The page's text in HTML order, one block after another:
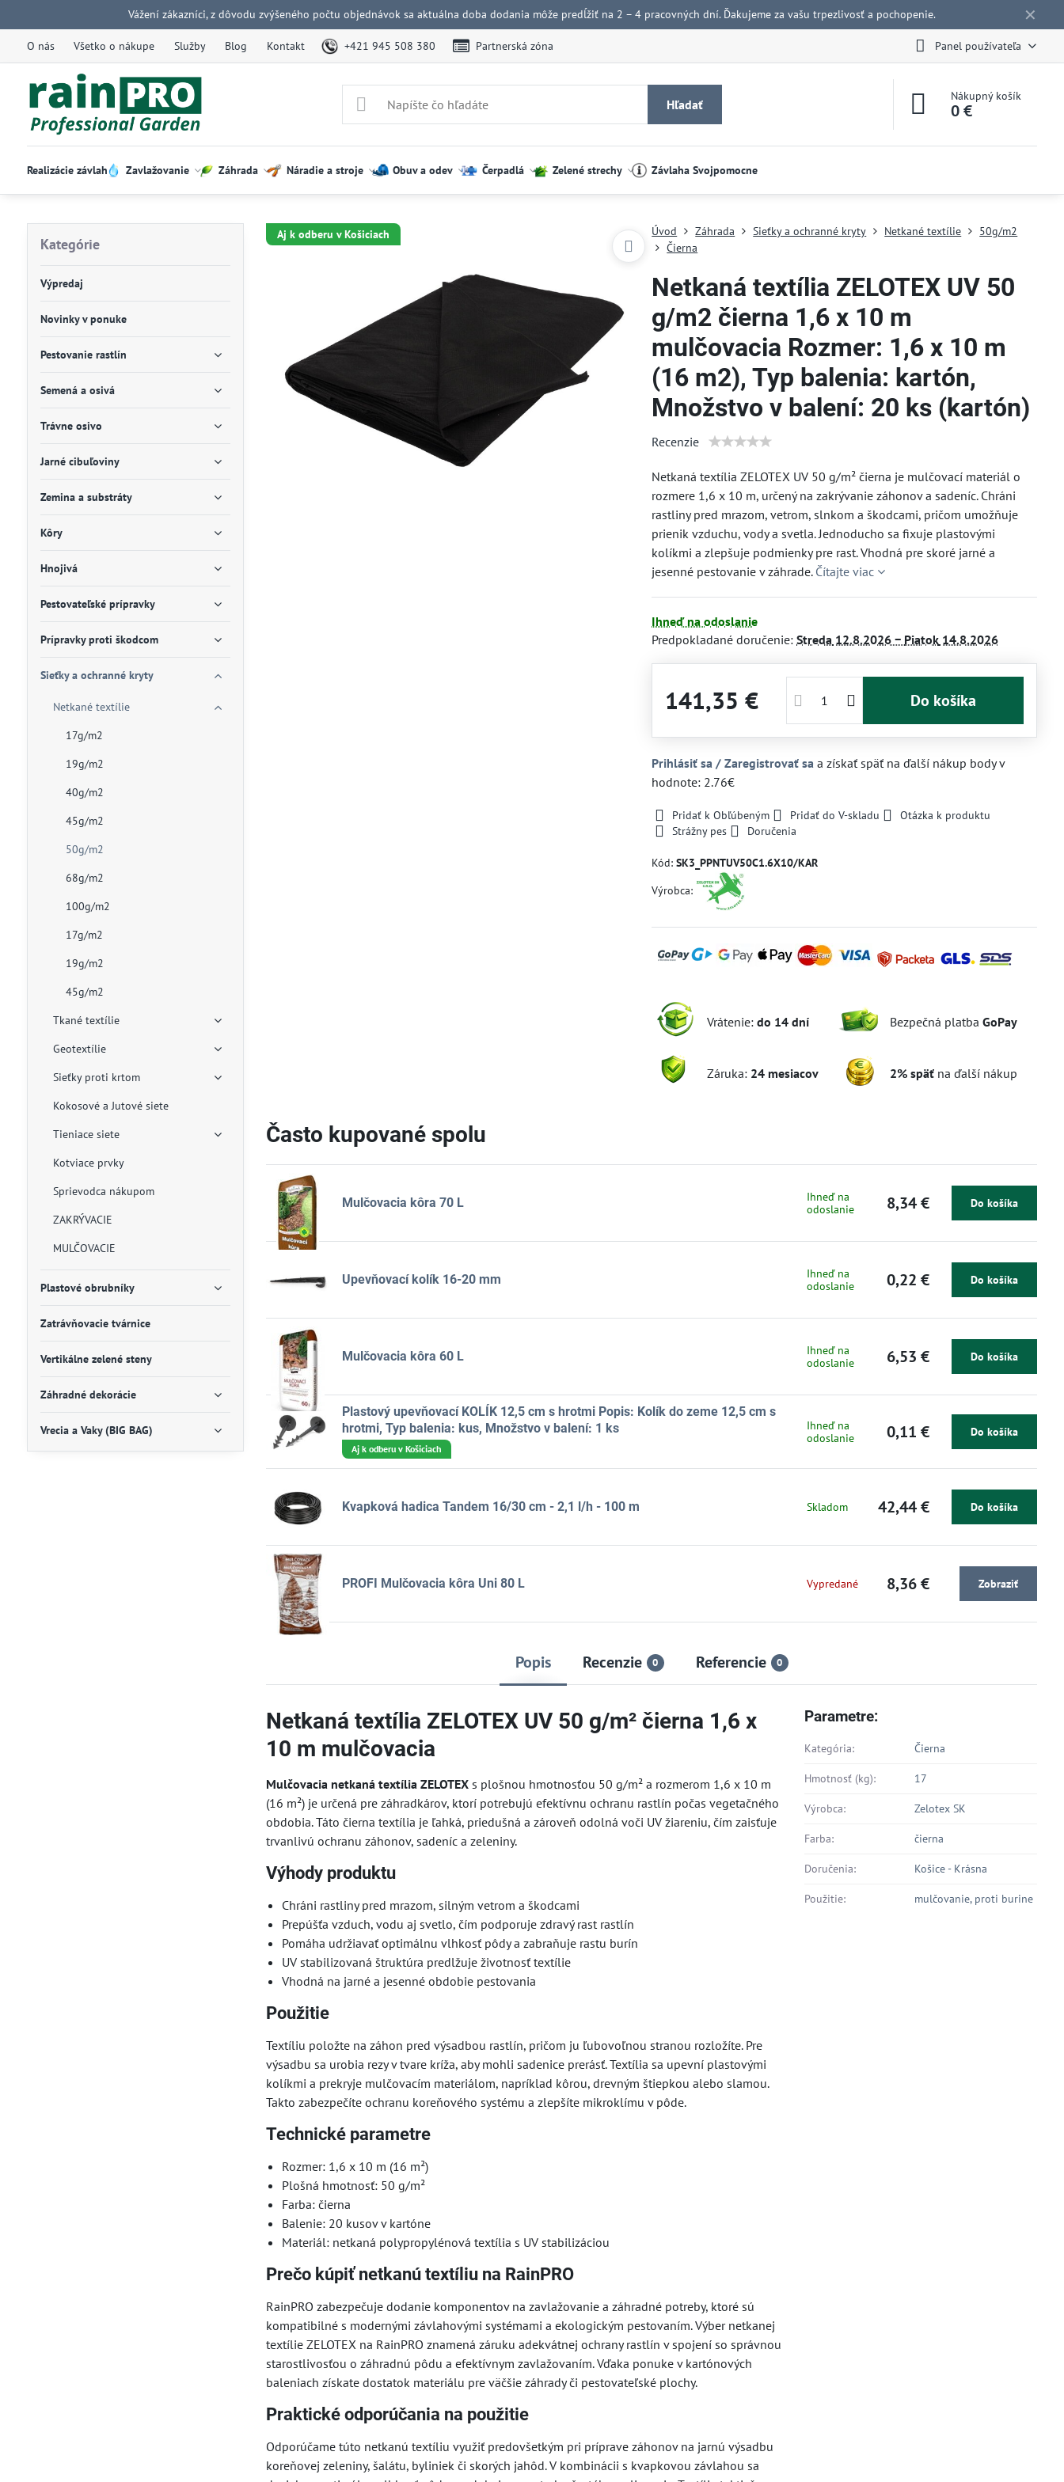
✕
Vážení zákazníci, z dôvodu zvýšeného počtu objednávok sa aktuálna doba dodania môže predĺžiť na 2 – 4 pracovných dní. Ďakujeme za vašu trpezlivosť a pochopenie.
O nás Všetko o nákupe Služby Blog Kontakt +421 945 508 380 Partnerská zóna Panel používateľa
Hľadať
Nákupný košík
0 €
Realizácie závlah Zavlažovanie Záhrada Náradie a stroje Obuv a odev Čerpadlá Zelené strechy Závlaha Svojpomocne
Aj k odberu v Košiciach Úvod Záhrada Sieťky a ochranné kryty Netkané textílie
50g/m2
Čierna
Netkaná textília ZELOTEX UV 50
g/m2 čierna 1,6 x 10 m
mulčovacia Rozmer: 1,6 x 10 m
(16 m2), Typ balenia: kartón,
Množstvo v balení: 20 ks (kartón)
Recenzie
Netkaná textília ZELOTEX UV 50 g/m² čierna je mulčovací materiál o
rozmere 1,6 x 10 m, určený na zakrývanie záhonov a sadeníc. Chráni
rastliny pred mrazom, vetrom, slnkom a škodcami, pričom umožňuje
prienik vzduchu, vody a svetla. Jednoducho sa fixuje plastovými
kolíkmi a zlepšuje podmienky pre rast. Vhodná pre skoré jarné a
jesenné pestovanie v záhrade. Čítajte viac
Ihneď na odoslanie
Predpokladané doručenie:Streda 12.8.2026 − Piatok 14.8.2026
141,35 € Do košíka
Prihlásiť sa / Zaregistrovať sa a získať späť na ďalší nákup body v
hodnote: 2.76€
Pridať k Obľúbeným Pridať do V-skladu
Otázka k produktu
Strážny pes
Doručenia
Kód:SK3_PPNTUV50C1.6X10/KAR
Výrobca:
Vrátenie:do 14 dní Bezpečná platbaGoPay
Záruka: 24 mesiacov 2% späť na ďalší nákup
Popis Recenzie 0 Referencie 0
Netkaná textília ZELOTEX UV 50 g/m² čierna 1,6 x
10 m mulčovacia
Mulčovacia netkaná textília ZELOTEX s plošnou hmotnosťou 50 g/m² a rozmerom 1,6 x 10 m
(16 m²) je určená pre záhradkárov, ktorí potrebujú efektívnu ochranu rastlín počas vegetačného
obdobia. Táto čierna textília je ľahká, priedušná a zároveň odolná voči UV žiareniu, čím zaisťuje
trvanlivú ochranu záhonov, sadeníc a zeleniny.
Výhody produktu
Chráni rastliny pred mrazom, silným vetrom a škodcami
Prepúšťa vzduch, vodu aj svetlo, čím podporuje zdravý rast rastlín
Pomáha udržiavať optimálnu vlhkosť pôdy a zabraňuje rastu burín
UV stabilizovaná štruktúra predlžuje životnosť textílie
Vhodná na jarné a jesenné obdobie pestovania
Použitie
Textíliu položte na záhon pred výsadbou rastlín, pričom ju ľubovoľnou stranou rozložíte. Pre
výsadbu sa urobia rezy v tvare kríža, aby mohli sadenice prerásť. Textília sa upevní plastovými
kolíkmi a prekryje mulčovacím materiálom, napríklad kôrou, drevným štiepkou alebo slamou.
Takto zabezpečíte ochranu koreňového systému a zlepšíte mikroklímu v pôde.
Technické parametre
Rozmer: 1,6 x 10 m (16 m²)
Plošná hmotnosť: 50 g/m²
Farba: čierna
Balenie: 20 kusov v kartóne
Materiál: netkaná polypropylénová textília s UV stabilizáciou
Prečo kúpiť netkanú textíliu na RainPRO
RainPRO zabezpečuje dodanie komponentov na zavlažovanie a záhradné potreby, ktoré sú
kompatibilné s modernými závlahovými systémami a ekologickým pestovaním. Výber netkanej
textílie ZELOTEX na RainPRO znamená záruku adekvátnej ochrany rastlín v spojení so správnou
starostlivosťou o záhradnú pôdu a efektívnym zavlažovaním. Vďaka ponuke v kartónových
baleniach získate dostatok materiálu pre väčšie záhrady či pestovateľské plochy.
Praktické odporúčania na použitie
Odporúčame túto netkanú textíliu využiť predovšetkým pri príprave záhonov na jarnú výsadbu
koreňovej zeleniny, šalátu, byliniek či skorých jahôd. V kombinácii s kvapkovou závlahou sa
Parametre:
Kategória: Čierna
Hmotnosť (kg): 17
Výrobca: Zelotex SK
Farba: čierna
Doručenia: Košice - Krásna
Použitie: mulčovanie, proti burine
Často kupované spolu
Mulčovacia kôra 70 L
Ihneď na
odoslanie
8,34 € Do košíka
Upevňovací kolík 16-20 mm
Ihneď na
odoslanie
0,22 € Do košíka
Mulčovacia kôra 60 L
Ihneď na
odoslanie
6,53 € Do košíka
Plastový upevňovací KOLÍK 12,5 cm s hrotmi Popis: Kolík do zeme 12,5 cm s
hrotmi, Typ balenia: kus, Množstvo v balení: 1 ks
Aj k odberu v Košiciach
Ihneď na
odoslanie
0,11 € Do košíka
Kvapková hadica Tandem 16/30 cm - 2,1 l/h - 100 m Skladom 42,44 € Do košíka
PROFI Mulčovacia kôra Uni 80 L Vypredané 8,36 € Zobraziť
Kategórie
Výpredaj
Novinky v ponuke
Pestovanie rastlín
Semená a osivá
Trávne osivo
Jarné cibuľoviny
Zemina a substráty
Kôry
Hnojivá
Pestovateľské prípravky
Prípravky proti škodcom
Sieťky a ochranné kryty
Netkané textílie
17g/m2
19g/m2
40g/m2
45g/m2
50g/m2
68g/m2
100g/m2
17g/m2
19g/m2
45g/m2
Tkané textílie
Geotextílie
Sieťky proti krtom
Kokosové a Jutové siete
Tieniace siete
Kotviace prvky
Sprievodca nákupom
ZAKRÝVACIE
MULČOVACIE
Plastové obrubníky
Zatrávňovacie tvárnice
Vertikálne zelené steny
Záhradné dekorácie
Vrecia a Vaky (BIG BAG)